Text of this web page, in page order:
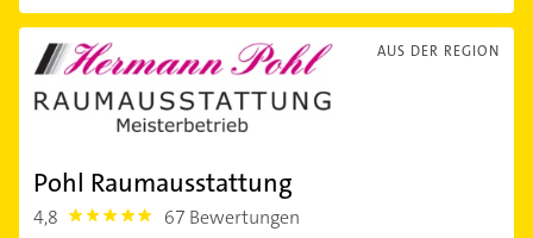
AUS DER REGION
Pohl Raumausstattung
4,8 4.8 67 Bewertungen